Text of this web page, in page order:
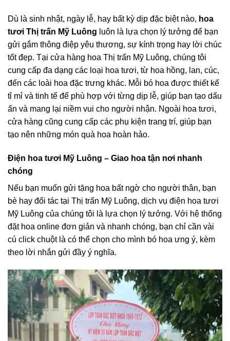
Dù là sinh nhật, ngày lễ, hay bất kỳ dịp đặc biệt nào, hoa
tươi Thị trấn Mỹ Luông luôn là lựa chọn lý tưởng để bạn
gửi gắm thông điệp yêu thương, sự kính trọng hay lời chúc
tốt đẹp. Tại cửa hàng hoa Thị trấn Mỹ Luông, chúng tôi
cung cấp đa dạng các loại hoa tươi, từ hoa hồng, lan, cúc,
đến các loài hoa đặc trưng khác. Mỗi bó hoa được thiết kế
tỉ mỉ và tinh tế để phù hợp với từng dịp lễ, giúp bạn tạo dấu
ấn và mang lại niềm vui cho người nhận. Ngoài hoa tươi,
cửa hàng cũng cung cấp các phụ kiện trang trí, giúp bạn
tạo nên những món quà hoa hoàn hảo.
Điện hoa tươi Mỹ Luông – Giao hoa tận nơi nhanh
chóng
Nếu bạn muốn gửi tặng hoa bất ngờ cho người thân, bạn
bè hay đối tác tại Thị trấn Mỹ Luông, dịch vụ điện hoa tươi
Mỹ Luông của chúng tôi là lựa chọn lý tưởng. Với hệ thống
đặt hoa online đơn giản và nhanh chóng, bạn chỉ cần vài
cú click chuột là có thể chọn cho mình bó hoa ưng ý, kèm
theo lời nhắn gửi đầy ý nghĩa.